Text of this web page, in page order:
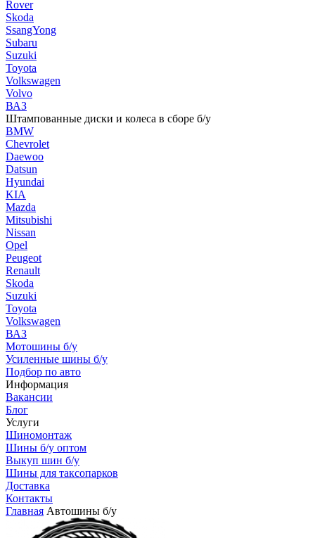
Rover
Skoda
SsangYong
Subaru
Suzuki
Toyota
Volkswagen
Volvo
ВАЗ
Штампованные диски и колеса в сборе б/у
BMW
Chevrolet
Daewoo
Datsun
Hyundai
KIA
Mazda
Mitsubishi
Nissan
Opel
Peugeot
Renault
Skoda
Suzuki
Toyota
Volkswagen
ВАЗ
Мотошины б/у
Усиленные шины б/у
Подбор по авто
Информация
Вакансии
Блог
Услуги
Шиномонтаж
Шины б/у оптом
Выкуп шин б/у
Шины для таксопарков
Доставка
Контакты
Главная Автошины б/у